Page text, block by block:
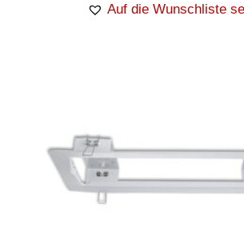
Auf die Wunschliste